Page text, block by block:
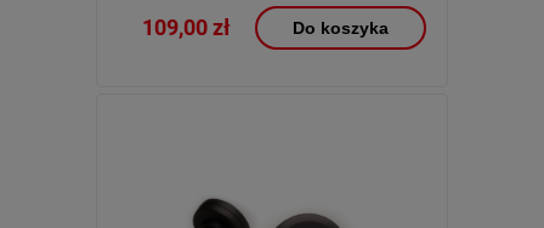
109,00 zł Do koszyka